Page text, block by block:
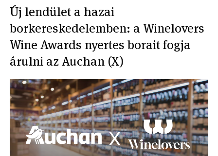
Új lendület a hazai
borkereskedelemben: a Winelovers
Wine Awards nyertes borait fogja
árulni az Auchan (X)